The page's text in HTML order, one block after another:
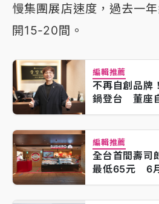
慢集團展店速度，過去一
開15-20間。
編輯推薦
不再自創品牌
鍋登台 董座
編輯推薦
全台首間壽司
最低65元 6